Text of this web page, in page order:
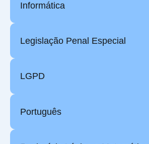
Informática
Legislação Penal Especial
LGPD
Português